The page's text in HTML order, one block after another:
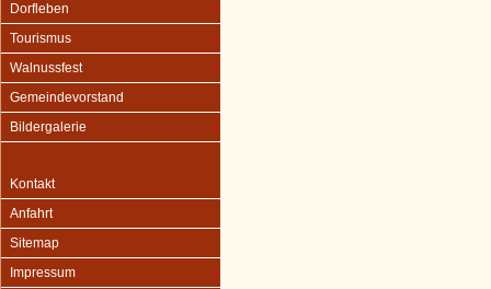
Dorfleben
Tourismus
Walnussfest
Gemeindevorstand
Bildergalerie
Kontakt
Anfahrt
Sitemap
Impressum